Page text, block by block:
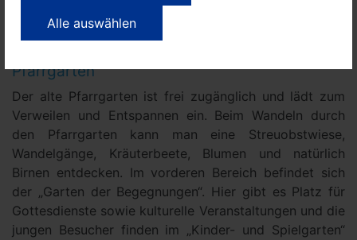
Alle auswählen
Kontakt: Nauen OT Ribbeck, Am Birnbaum 2, Tel.:
033237 88901,www.kirche-ribbeck.de
Pfarrgarten
Der alte Pfarrgarten ist frei zugänglich und lädt zum
Verweilen und Entspannen ein. Beim Wandeln durch
den Pfarrgarten kann man eine Streuobstwiese,
Wandelgänge, Kräuterbeete, Blumen und natürlich
Birnen entdecken. Im vorderen Bereich befindet sich
der „Garten der Begegnungen“. Hier gibt es Platz für
Gottesdienste sowie kulturelle Veranstaltungen und die
jungen Besucher finden im „Kinder- und Spielgarten“